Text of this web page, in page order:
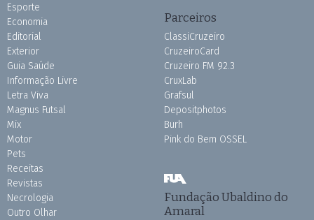
Esporte
Economia
Editorial
Exterior
Guia Saúde
Informação Livre
Letra Viva
Magnus Futsal
Mix
Motor
Pets
Receitas
Revistas
Necrologia
Outro Olhar
Parceiros
ClassiCruzeiro
CruzeiroCard
Cruzeiro FM 92.3
CruxLab
Grafsul
Depositphotos
Burh
Pink do Bem OSSEL
Fundação Ubaldino do
Amaral